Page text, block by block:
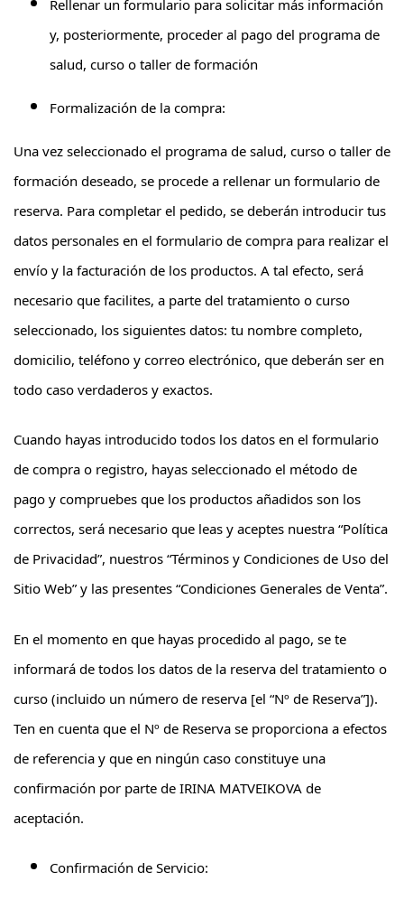
Rellenar un formulario para solicitar más información
y, posteriormente, proceder al pago del programa de
salud, curso o taller de formación
Formalización de la compra:
Una vez seleccionado el programa de salud, curso o taller de
formación deseado, se procede a rellenar un formulario de
reserva. Para completar el pedido, se deberán introducir tus
datos personales en el formulario de compra para realizar el
envío y la facturación de los productos. A tal efecto, será
necesario que facilites, a parte del tratamiento o curso
seleccionado, los siguientes datos: tu nombre completo,
domicilio, teléfono y correo electrónico, que deberán ser en
todo caso verdaderos y exactos.
Cuando hayas introducido todos los datos en el formulario
de compra o registro, hayas seleccionado el método de
pago y compruebes que los productos añadidos son los
correctos, será necesario que leas y aceptes nuestra “Política
de Privacidad”, nuestros “Términos y Condiciones de Uso del
Sitio Web” y las presentes “Condiciones Generales de Venta”.
En el momento en que hayas procedido al pago, se te
informará de todos los datos de la reserva del tratamiento o
curso (incluido un número de reserva [el “Nº de Reserva”]).
Ten en cuenta que el Nº de Reserva se proporciona a efectos
de referencia y que en ningún caso constituye una
confirmación por parte de IRINA MATVEIKOVA de
aceptación.
Confirmación de Servicio: